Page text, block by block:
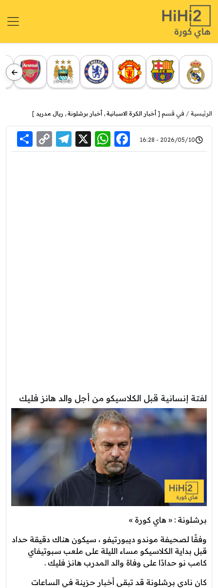
الرئيسية في قسم [ أخبار الكرة الاسبانية , أخبار برشلونة , ريال مدريد ]
2026/05/10 - 16:28
Facebook
WhatsApp
X
Link
لفتة إنسانية قبل الكلاسيكو من أجل والد هانز فليك
برشلونة : « هاي كورة »
وفقًا لصحيفة موندو ديبورتيفو ، سيكون هناك دقيقة حداد
قبل بداية الكلاسيكو مساء الليلة على ملعب سبوتيفاي
كامب نو حدادًا على وفاة والد المدرب هانز فليك .
كان نادي برشلونة قد تبقى أخبار حزينة في الساعات